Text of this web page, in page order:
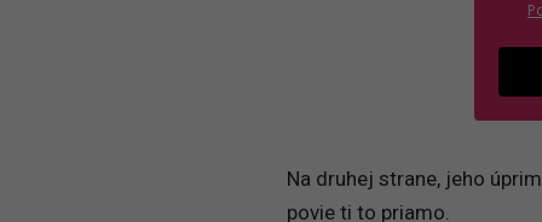
Na druhej strane, jeho
povie ti to priamo.